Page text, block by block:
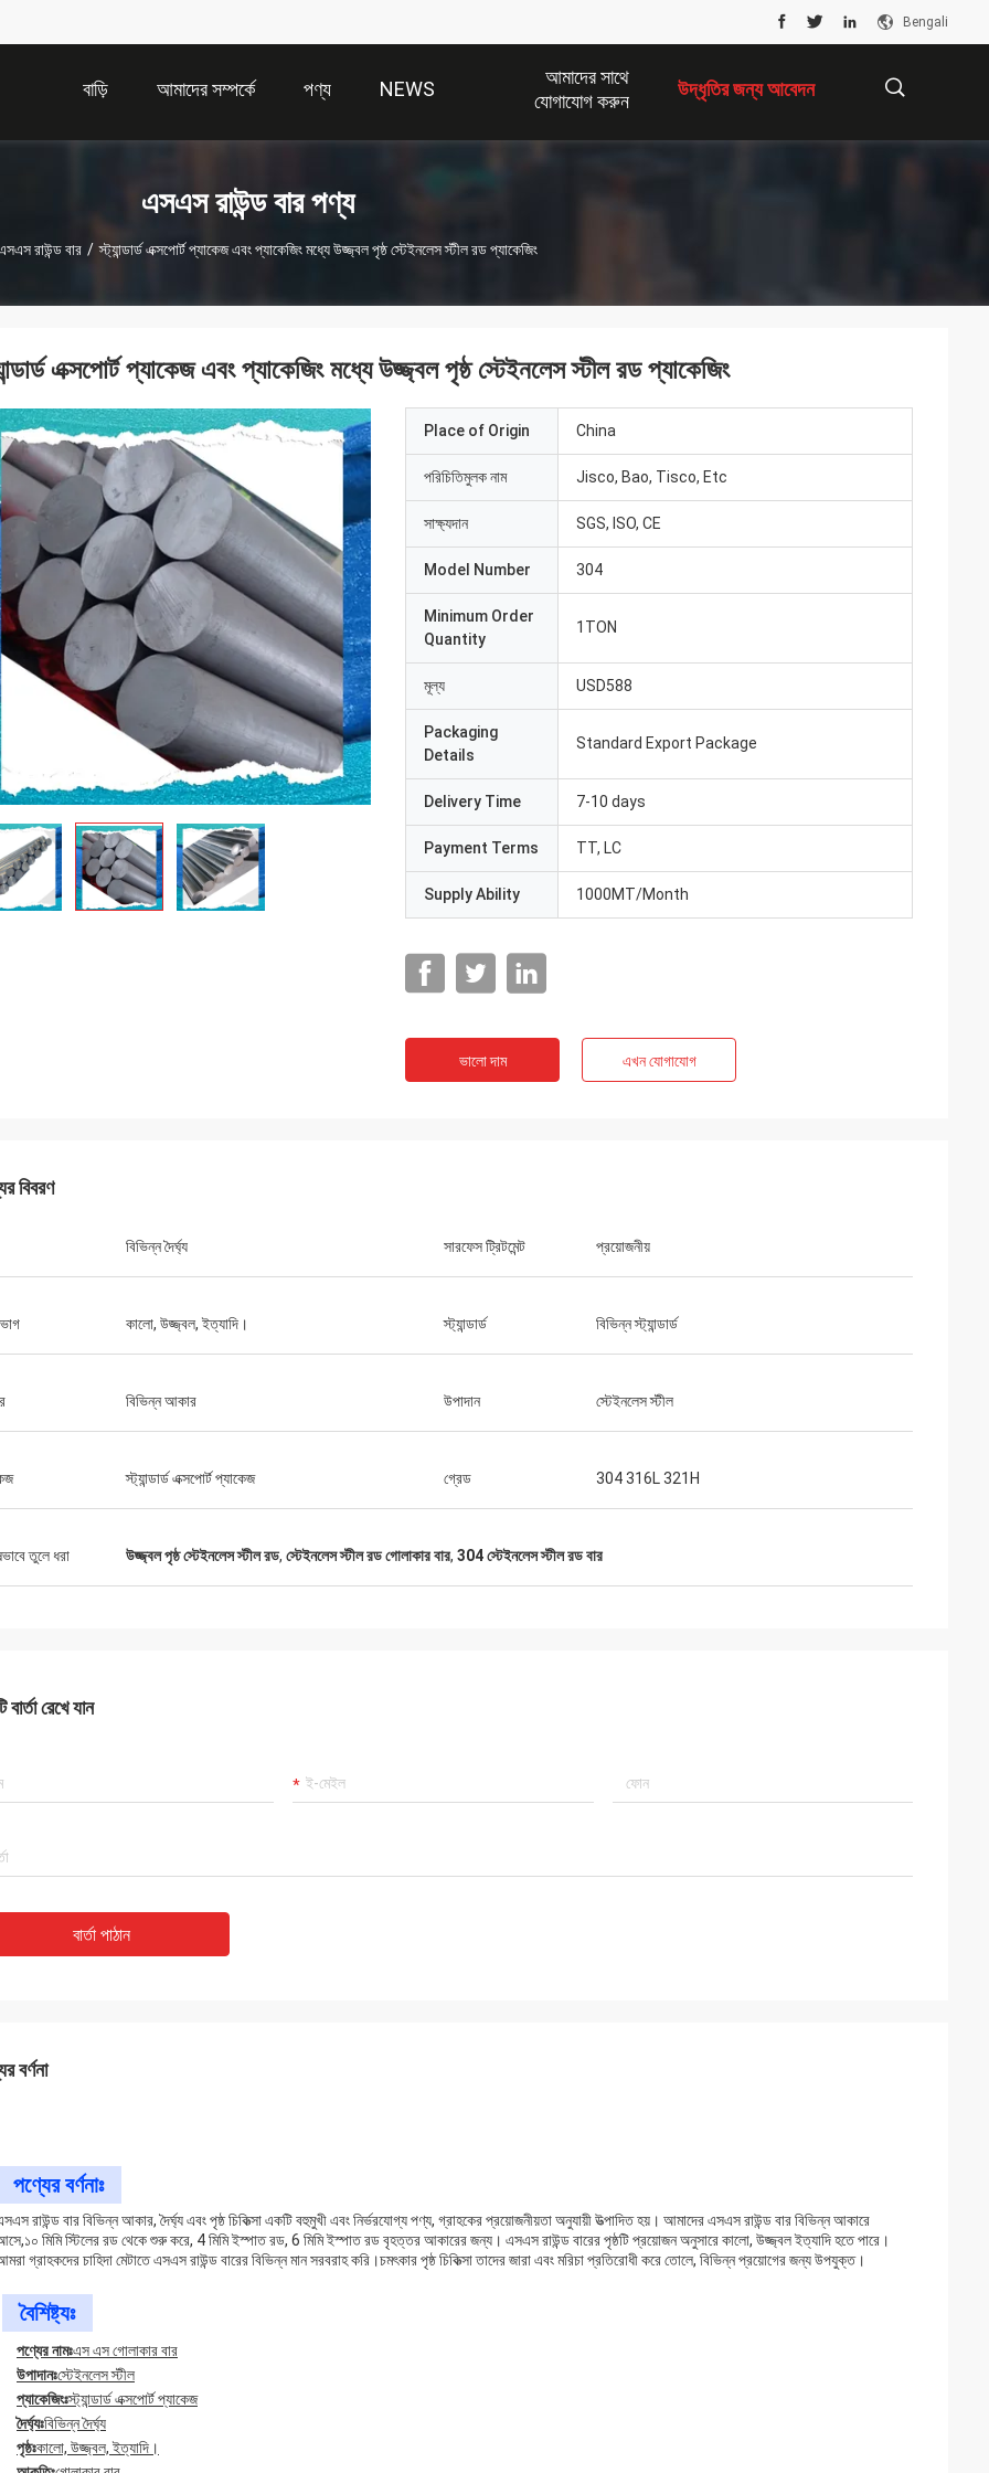
Bengali
বাড়ি আমাদের সম্পর্কে পণ্য NEWS
আমাদের সাথে
যোগাযোগ করুন
উদ্ধৃতির জন্য আবেদন
এসএস রাউন্ড বার পণ্য
রাউন্ড বার / স্ট্যান্ডার্ড এক্সপোর্ট প্যাকেজ এবং প্যাকেজিং মধ্যে উজ্জ্বল পৃষ্ঠ স্টেইনলেস স্টীল রড প্যাকেজিং
এক্সপোর্ট প্যাকেজ এবং প্যাকেজিং মধ্যে উজ্জ্বল পৃষ্ঠ স্টেইনলেস স্টীল রড প্যাকেজিং
Place of Origin China
পরিচিতিমুলক নাম Jisco, Bao, Tisco, Etc
সাক্ষ্যদান SGS, ISO, CE
Model Number 304
Minimum Order
Quantity
1TON
মূল্য USD588
Packaging
Details
Standard Export Package
Delivery Time 7-10 days
Payment Terms TT, LC
Supply Ability 1000MT/Month
ভালো দাম এখন যোগাযোগ
বিবরণ
বিভিন্ন দৈর্ঘ্য সারফেস ট্রিটমেন্ট প্রয়োজনীয়
কালো, উজ্জ্বল, ইত্যাদি। স্ট্যান্ডার্ড বিভিন্ন স্ট্যান্ডার্ড
বিভিন্ন আকার উপাদান স্টেইনলেস স্টীল
স্ট্যান্ডার্ড এক্সপোর্ট প্যাকেজ গ্রেড 304 316L 321H
তুলে ধরা উজ্জ্বল পৃষ্ঠ স্টেইনলেস স্টীল রড, স্টেইনলেস স্টীল রড গোলাকার বার, 304 স্টেইনলেস স্টীল রড বার
বার্তা রেখে যান
বার্তা পাঠান
বর্ণনা
পণ্যের বর্ণনাঃ
রাউন্ড বার বিভিন্ন আকার, দৈর্ঘ্য এবং পৃষ্ঠ চিকিত্সা একটি বহুমুখী এবং নির্ভরযোগ্য পণ্য, গ্রাহকের প্রয়োজনীয়তা অনুযায়ী উত্পাদিত হয়। আমাদের এসএস রাউন্ড বার বিভিন্ন আকারে
মিমি স্টিলের রড থেকে শুরু করে, 4 মিমি ইস্পাত রড, 6 মিমি ইস্পাত রড বৃহত্তর আকারের জন্য। এসএস রাউন্ড বারের পৃষ্ঠটি প্রয়োজন অনুসারে কালো, উজ্জ্বল ইত্যাদি হতে পারে।
গ্রাহকদের চাহিদা মেটাতে এসএস রাউন্ড বারের বিভিন্ন মান সরবরাহ করি।চমৎকার পৃষ্ঠ চিকিত্সা তাদের জারা এবং মরিচা প্রতিরোধী করে তোলে, বিভিন্ন প্রয়োগের জন্য উপযুক্ত।
বৈশিষ্ট্যঃ
পণ্যের নামঃএস এস গোলাকার বার
উপাদানঃস্টেইনলেস স্টীল
প্যাকেজিংঃস্ট্যান্ডার্ড এক্সপোর্ট প্যাকেজ
দৈর্ঘ্যঃবিভিন্ন দৈর্ঘ্য
পৃষ্ঠঃকালো, উজ্জ্বল, ইত্যাদি।